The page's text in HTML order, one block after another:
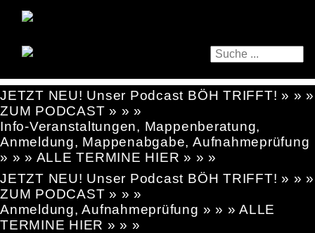
JETZT NEU! Unser Podcast BÖH TRIFFT! » » »
ZUM PODCAST » » »
Info-Veranstaltungen, Mappenberatung,
Anmeldung, Mappenabgabe, Aufnahmeprüfung
» » » ALLE TERMINE HIER » » »
JETZT NEU! Unser Podcast BÖH TRIFFT! » » »
ZUM PODCAST » » »
Anmeldung, Aufnahmeprüfung » » » ALLE
TERMINE HIER » » »